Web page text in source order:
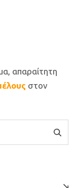
απαραίτητη
στον